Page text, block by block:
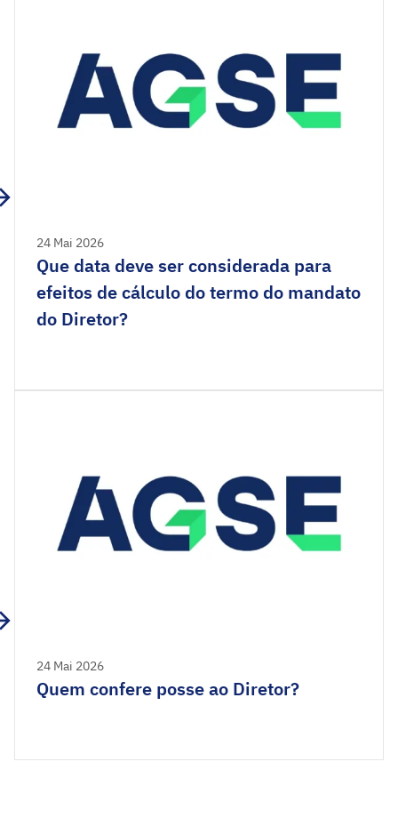
24 Mai 2026
Que data deve ser considerada para
efeitos de cálculo do termo do mandato
do Diretor?
24 Mai 2026
Quem confere posse ao Diretor?